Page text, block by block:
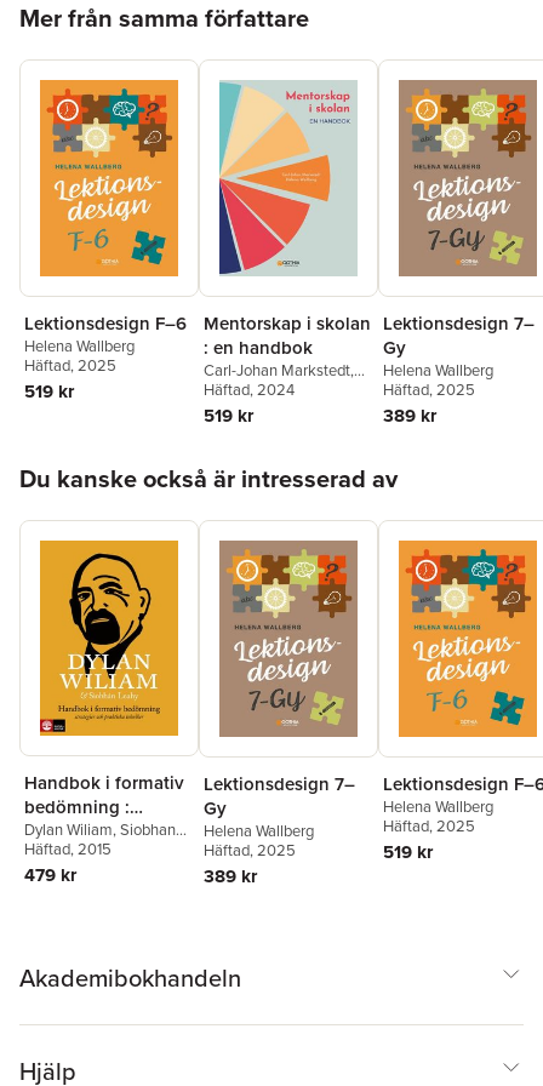
Mer från samma författare
Lektionsdesign F–6
Helena Wallberg
Häftad, 2025
519 kr
Mentorskap i skolan
: en handbok
Carl-Johan Markstedt,
Helena Wallberg
Häftad, 2024
519 kr
Lektionsdesign 7–
Gy
Helena Wallberg
Häftad, 2025
389 kr
Du kanske också är intresserad av
Handbok i formativ
bedömning :
strategier och
praktiska tekniker
Dylan Wiliam,Siobhan
Leahy
Häftad, 2015
479 kr
Lektionsdesign 7–
Gy
Helena Wallberg
Häftad, 2025
389 kr
Lektionsdesign
Helena Wallberg
Häftad, 2025
519 kr
Akademibokhandeln
Hjälp